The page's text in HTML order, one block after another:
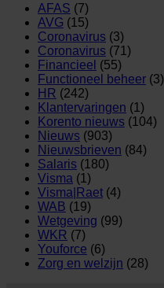
AFAS (7)
AVG (15)
Coronavirus (3)
Coronavirus (71)
Financieel (55)
Functioneel beheer (3)
HR (242)
Klantervaringen (1)
Korento nieuws (104)
Nieuws (903)
Nieuwsbrieven (84)
Salaris (180)
Visma (1)
Visma|Raet (4)
WAB (19)
Wetgeving (99)
WKR (7)
Youforce (6)
Zorg en welzijn (28)